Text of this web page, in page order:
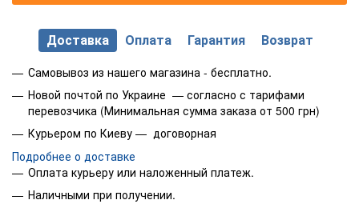
Доставка Оплата Гарантия Возврат
Самовывоз из нашего магазина - бесплатно.
Новой почтой по Украине — согласно с тарифами
перевозчика (Минимальная сумма заказа от 500 грн)
Курьером по Киеву — договорная
Подробнее о доставке
Оплата курьеру или наложенный платеж.
Наличными при получении.